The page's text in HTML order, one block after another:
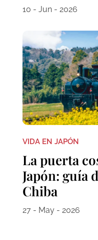
10 - Jun - 2026
VIDA EN JAPÓN
La puerta
Japón: guía
Chiba
27 - May - 2026